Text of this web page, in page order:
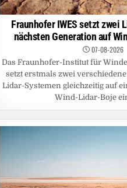
Fraunhofer IWES setzt zwei
nächsten Generation auf
07-08-2026
Das Fraunhofer-Institut für
setzt erstmals zwei
Lidar-Systemen gleichzeitig auf
Wind-Lidar-Boje